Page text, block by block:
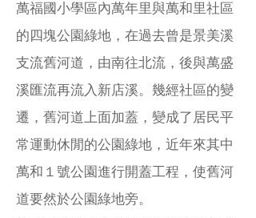
萬福國小學區內萬年里與萬和里社區
的四塊公園綠地，在過去曾是景美溪
支流舊河道，由南往北流，後與萬盛
溪匯流再流入新店溪。幾經社區的變
遷，舊河道上面加蓋，變成了居民平
常運動休閒的公園綠地，近年來其中
萬和１號公園進行開蓋工程，使舊河
道要然於公園綠地旁。